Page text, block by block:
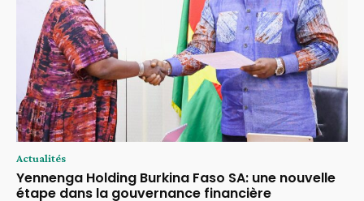
Actualités
Yennenga Holding Burkina Faso SA: une nouvelle
étape dans la gouvernance financière